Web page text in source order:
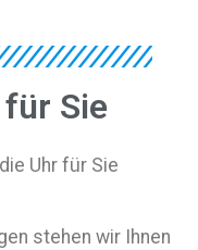
Sie
Uhr für Sie
stehen wir Ihnen